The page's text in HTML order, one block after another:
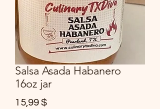
Salsa Asada Habanero
16oz jar
15,99 $Preis